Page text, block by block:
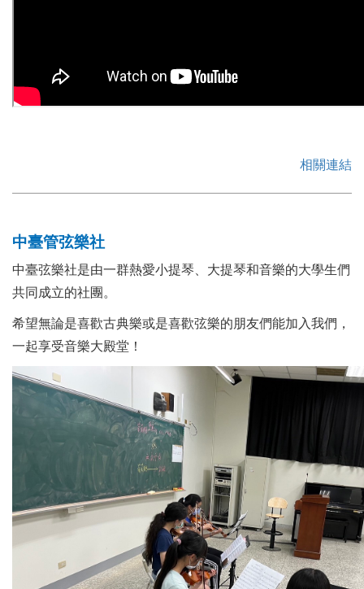
相關連結
中臺管弦樂社
中臺弦樂社是由一群熱愛小提琴、大提琴和音樂的大學生們
共同成立的社團。
希望無論是喜歡古典樂或是喜歡弦樂的朋友們能加入我們，
一起享受音樂大殿堂！